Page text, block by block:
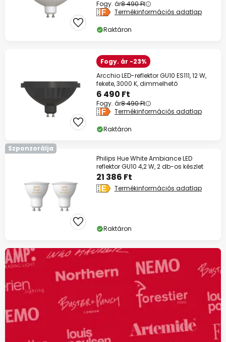
Fogy. ár8 490 Ft
Termékinformációs adatlap
Raktáron
Fogy. ár -23%
Arcchio LED-reflektor GU10 ES111, 12 W,
fekete, 3000 K, dimmelhető
6 490 Ft
Fogy. ár8 490 Ft
Termékinformációs adatlap
Raktáron
Szponzorálja
Philips Hue White Ambiance LED
reflektor GU10 4,2 W, 2 db-os készlet
21 386 Ft
Termékinformációs adatlap
Raktáron